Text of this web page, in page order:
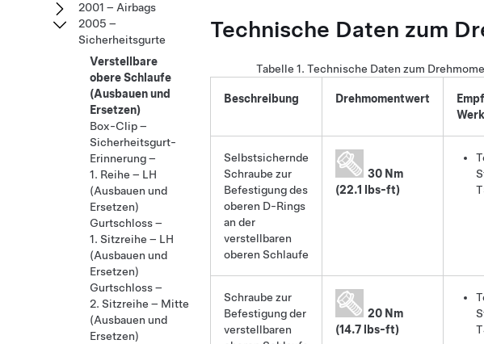
Technische Daten zum
Tabelle 1. Technische Daten zum
Beschreibung Drehmomentwert
Selbstsichernde
Schraube zur
Befestigung des
oberen D-Rings
an der
verstellbaren
oberen Schlaufe
30 Nm
(22.1 lbs-ft)
Schraube zur
Befestigung der
verstellbaren
20 Nm
(14.7 lbs-ft)
2001 – Airbags
2005 –
Sicherheitsgurte
Verstellbare
obere Schlaufe
(Ausbauen und
Ersetzen)
Box-Clip –
Sicherheitsgurt-
Erinnerung –
1. Reihe – LH
(Ausbauen und
Ersetzen)
Gurtschloss –
1. Sitzreihe – LH
(Ausbauen und
Ersetzen)
Gurtschloss –
2. Sitzreihe – Mitte
(Ausbauen und
Ersetzen)